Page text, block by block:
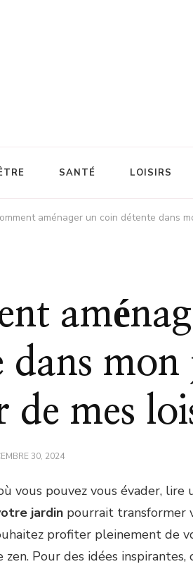
SANTÉ LOISIRS
aménager un coin détente dans
dans
de mes
30, 2024
vous pouvez vous évader,
jardin pourrait transformer
profiter pleinement de
zen. Pour des idées